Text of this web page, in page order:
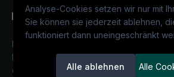
Analyse-Cookies setzen wir nur mit
Sie können sie jederzeit ablehnen,
funktioniert dann uneingeschränkt
Alle ablehnen Alle
Deutschlands medizinisches
Karriereportal.Ein Service der
candidatis GmbH.